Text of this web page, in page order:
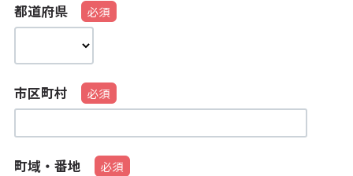
都道府県
市区町村
町域・番地